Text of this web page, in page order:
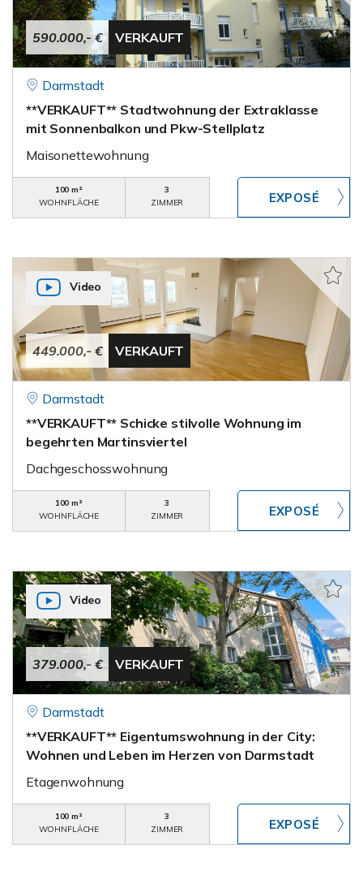
590.000,- € VERKAUFT
Darmstadt
**VERKAUFT** Stadtwohnung der Extraklasse
mit Sonnenbalkon und Pkw-Stellplatz
Maisonettewohnung
100 m²
WOHNFLÄCHE
3
ZIMMER
449.000,- € VERKAUFT
Video
Darmstadt
**VERKAUFT** Schicke stilvolle Wohnung im
begehrten Martinsviertel
Dachgeschosswohnung
100 m²
WOHNFLÄCHE
3
ZIMMER
379.000,- € VERKAUFT
Video
Darmstadt
**VERKAUFT** Eigentumswohnung in der City:
Wohnen und Leben im Herzen von Darmstadt
Etagenwohnung
100 m²
WOHNFLÄCHE
3
ZIMMER